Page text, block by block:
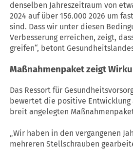
denselben Jahreszeitraum von
2024 auf über 156.000 2026 um
sind. Dass wir unter diesen
Verbesserung erreichen, zeigt,
greifen“, betont
Maßnahmenpaket zeigt
Das Ressort für
bewertet die positive Entwicklung
breit angelegten
„Wir haben in den vergangenen
mehreren Stellschrauben